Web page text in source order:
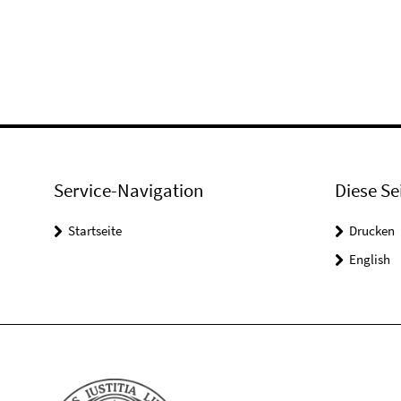
Service-Navigation
Startseite
Diese
Drucken
English